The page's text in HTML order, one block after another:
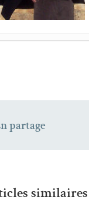
Zéno
Aragon,
partage
similaires